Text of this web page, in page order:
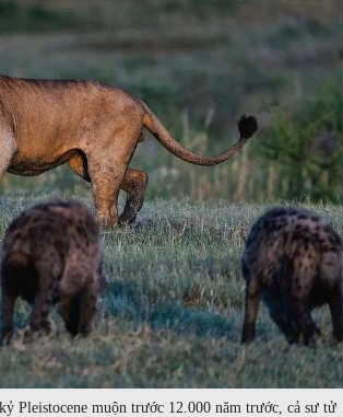
Pleistocene muộn trước 12.000 năm trước, cả sư tử